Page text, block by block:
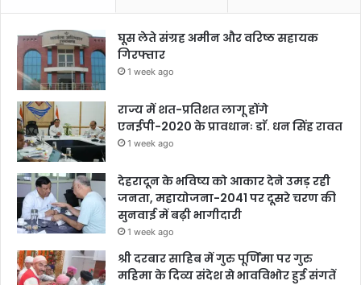
घूस लेते संग्रह अमीन और वरिष्ठ सहायक
गिरफ्तार
1 week ago
राज्य में शत-प्रतिशत लागू होंगे
एनईपी-2020 के प्रावधानः डाॅ. धन सिंह रावत
1 week ago
देहरादून के भविष्य को आकार देने उमड़ रही
जनता, महायोजना-2041 पर दूसरे चरण की
सुनवाई में बढ़ी भागीदारी
1 week ago
श्री दरबार साहिब में गुरु पूर्णिमा पर गुरु
महिमा के दिव्य संदेश से भावविभोर हुई संगतें